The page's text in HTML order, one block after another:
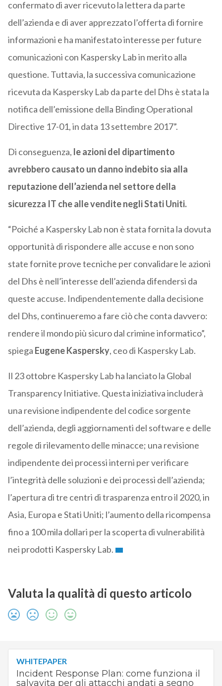
confermato di aver ricevuto la lettera da parte
dell’azienda e di aver apprezzato l’offerta di fornire
informazioni e ha manifestato interesse per future
comunicazioni con Kaspersky Lab in merito alla
questione. Tuttavia, la successiva comunicazione
ricevuta da Kaspersky Lab da parte del Dhs è stata la
notifica dell’emissione della Binding Operational
Directive 17-01, in data 13 settembre 2017”.
Di conseguenza, le azioni del dipartimento
avrebbero causato un danno indebito sia alla
reputazione dell’azienda nel settore della
sicurezza IT che alle vendite negli Stati Uniti.
“Poiché a Kaspersky Lab non è stata fornita la dovuta
opportunità di rispondere alle accuse e non sono
state fornite prove tecniche per convalidare le azioni
del Dhs è nell’interesse dell’azienda difendersi da
queste accuse. Indipendentemente dalla decisione
del Dhs, continueremo a fare ciò che conta davvero:
rendere il mondo più sicuro dal crimine informatico”,
spiega Eugene Kaspersky, ceo di Kaspersky Lab.
Il 23 ottobre Kaspersky Lab ha lanciato la Global
Transparency Initiative. Questa iniziativa includerà
una revisione indipendente del codice sorgente
dell’azienda, degli aggiornamenti del software e delle
regole di rilevamento delle minacce; una revisione
indipendente dei processi interni per verificare
l’integrità delle soluzioni e dei processi dell’azienda;
l’apertura di tre centri di trasparenza entro il 2020, in
Asia, Europa e Stati Uniti; l’aumento della ricompensa
fino a 100 mila dollari per la scoperta di vulnerabilità
nei prodotti Kaspersky Lab.
Valuta la qualità di questo articolo
WHITEPAPER
Incident Response Plan: come funziona il
salvavita per gli attacchi andati a segno